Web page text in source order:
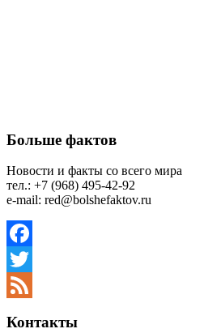
Больше фактов
Новости и факты со всего мира
тел.: +7 (968) 495-42-92
e-mail: red@bolshefaktov.ru
Facebook
Twitter
Контакты